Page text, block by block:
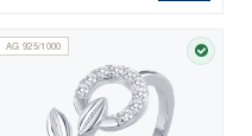
AG 925/1000